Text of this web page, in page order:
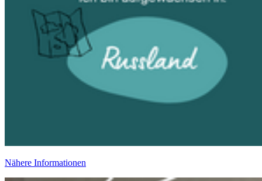
Nähere Informationen